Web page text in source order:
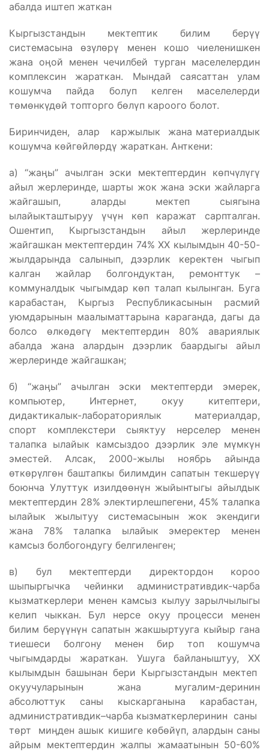
абалда иштеп жаткан
Кыргызстандын мектептик билим берүү
системасына өзүлөрү менен кошо чиеленишкен
жана оӊой менен чечилбей турган маселелердин
комплексин жараткан. Мындай саясаттан улам
кошумча пайда болуп келген маселелерди
төмөнкүдөй топторго бөлүп кароого болот.
Биринчиден, алар каржылык жана материалдык
кошумча көйгөйлөрдү жараткан. Анткени:
а) “жаӊы” ачылган эски мектептердин көпчүлүгү
айыл жерлеринде, шарты жок жана эски жайларга
жайгашып, аларды мектеп сыягына
ылайыкташтыруу үчүн көп каражат сарпталган.
Ошентип, Кыргызстандын айыл жерлеринде
жайгашкан мектептердин 74% ХХ кылымдын 40-50-
жылдарында салынып, дээрлик керектен чыгып
калган жайлар болгондуктан, ремонттук –
коммуналдык чыгымдар көп талап кылынган. Буга
карабастан, Кыргыз Республикасынын расмий
уюмдарынын маалыматтарына караганда, дагы да
болсо өлкөдөгү мектептердин 80% авариялык
абалда жана алардын дээрлик баардыгы айыл
жерлеринде жайгашкан;
б) “жаӊы” ачылган эски мектептерди эмерек,
компьютер, Интернет, окуу китептери,
дидактикалык-лабораториялык материалдар,
спорт комплекстери сыяктуу нерселер менен
талапка ылайык камсыздоо дээрлик эле мүмкүн
эместей. Алсак, 2000-жылы ноябрь айында
өткөрүлгөн баштапкы билимдин сапатын текшерүү
боюнча Улуттук изилдөөнүн жыйынтыгы айылдык
мектептердин 28% электирлешпегени, 45% талапка
ылайык жылытуу системасынын жок экендиги
жана 78% талапка ылайык эмеректер менен
камсыз болбогондугу белгиленген;
в) бул мектептерди директордон короо
шыпыргычка чейинки административдик-чарба
кызматкерлери менен камсыз кылуу зарылчылыгы
келип чыккан. Бул нерсе окуу процесси менен
билим берүүнүн сапатын жакшыртууга кыйыр гана
тиешеси болгону менен бир топ кошумча
чыгымдарды жараткан. Ушуга байланыштуу, ХХ
кылымдын башынан бери Кыргызстандын мектеп
окуучуларынын жана мугалим-деринин
абсолюттук саны кыскарганына карабастан,
административдик–чарба кызматкерлеринин саны
төрт миӊден ашык кишиге көбөйүп, алардын саны
айрым мектептердин жалпы жамаатынын 50-60%